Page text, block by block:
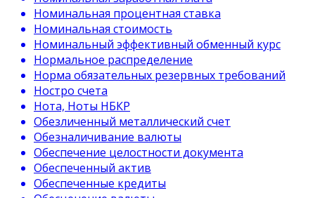
Номинальная процентная ставка
Номинальная стоимость
Номинальный эффективный обменный курс
Нормальное распределение
Норма обязательных резервных требований
Ностро счета
Нота, Ноты НБКР
Обезличенный металлический счет
Обезналичивание валюты
Обеспечение целостности документа
Обеспеченный актив
Обеспеченные кредиты